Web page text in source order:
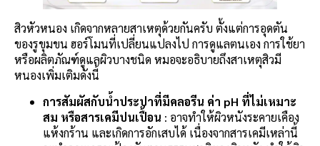
สิวหัวหนอง เกิดจากหลายสาเหตุด้วยกันครับ ตั้งแต่การอุดตัน
ของรูขุมขน ฮอร์โมนที่เปลี่ยนแปลงไป การดูแลตนเอง การใช้ยา
หรือผลิตภัณฑ์ดูแลผิวบางชนิด หมอจะอธิบายถึงสาเหตุสิวมี
หนองเพิ่มเติมดังนี้
การสัมผัสกับน้ำประปาที่มีคลอรีน ค่า pH ที่ไม่เหมาะ
สม หรือสารเคมีปนเปื้อน : อาจทำให้ผิวหนังระคายเคือง
แห้งกร้าน และเกิดการอักเสบได้ เนื่องจากสารเคมีเหล่านี้